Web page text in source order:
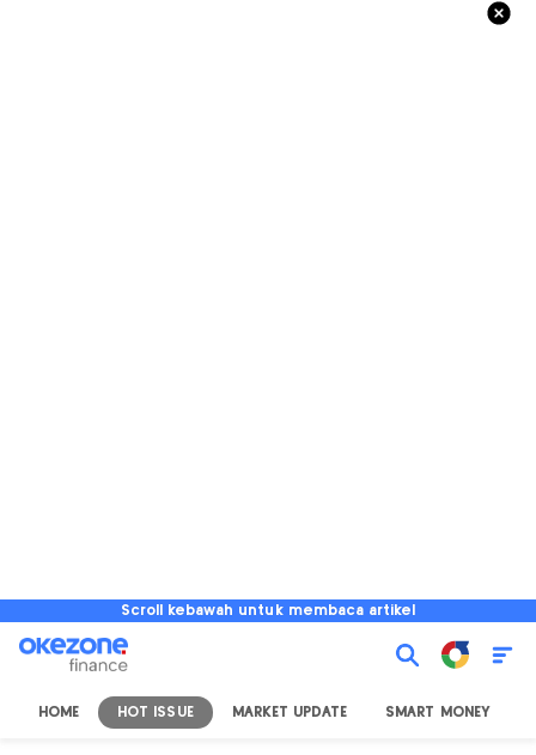
Scroll kebawah untuk membaca artikel
HOME HOT ISSUE MARKET UPDATE SMART MONEY